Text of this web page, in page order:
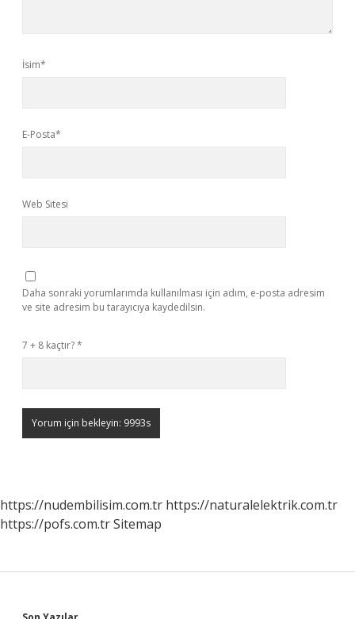
İsim*
E-Posta*
Web Sitesi
Daha sonraki yorumlarımda kullanılması için adım, e-posta adresim
ve site adresim bu tarayıcıya kaydedilsin.
7 + 8 kaçtır?*
https://nudembilisim.com.tr https://naturalelektrik.com.tr
https://pofs.com.trSitemap